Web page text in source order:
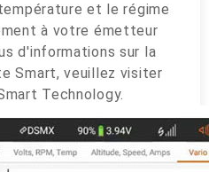
et le régime
à votre émetteur
d'informations sur la
Smart, veuillez visiter
Technology.